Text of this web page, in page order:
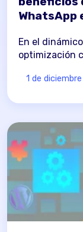
WhatsApp
En el
optimización
1 de